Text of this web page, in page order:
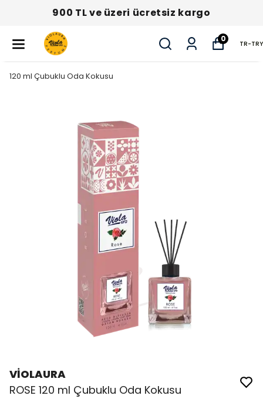
900 TL ve üzeri ücretsiz kargo
0
TR-TRY
120 ml Çubuklu Oda Kokusu
VİOLAURA
ROSE 120 ml Çubuklu Oda Kokusu